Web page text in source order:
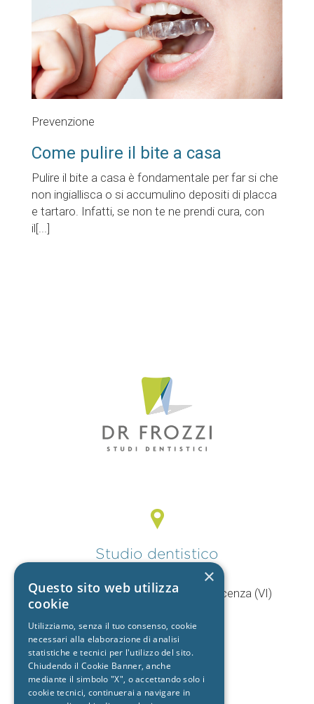
Prevenzione
Come pulire il bite a casa
Pulire il bite a casa è fondamentale per far si che
non ingiallisca o si accumulino depositi di placca
e tartaro. Infatti, se non te ne prendi cura, con
il[...]
Studio dentistico
V.le Mercato Nuovo, 44/F 36100 Vicenza (VI)
+39 392 9402704
Studio dentistico
×
Questo sito web utilizza
cookie
Utilizziamo, senza il tuo consenso, cookie
necessari alla elaborazione di analisi
statistiche e tecnici per l'utilizzo del sito.
Chiudendo il Cookie Banner, anche
mediante il simbolo "X", o accettando solo i
cookie tecnici, continuerai a navigare in